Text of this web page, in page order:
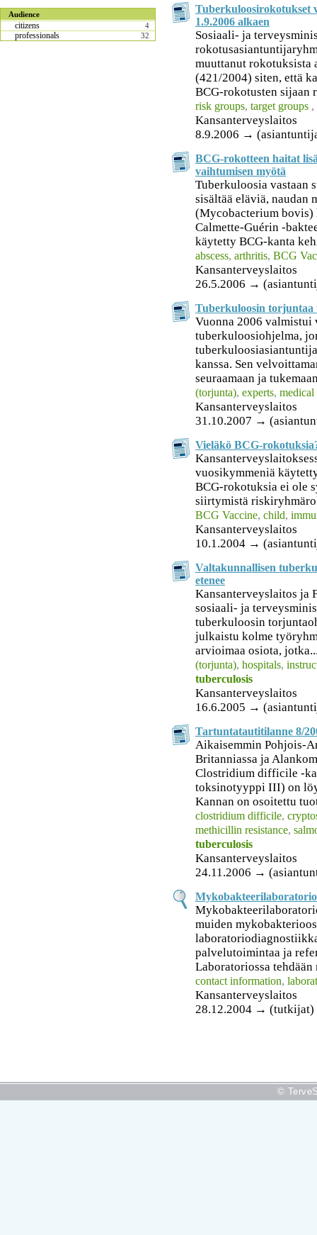
Audience
citizens 4
professionals 32
1.9.2006 alkaen
Sosiaali- ja
muuttanut rokotuksista
(421/2004) siten, että
BCG-rokotusten sijaan
risk groups, target groups ,
Kansanterveyslaitos
8.9.2006 →
BCG-rokotteen haitat
vaihtumisen myötä
Tuberkuloosia vastaan
sisältää eläviä, naudan
(Mycobacterium
Calmette-Guérin -
käytetty BCG-kanta
abscess, arthritis, BCG
Kansanterveyslaitos
26.5.2006 →
Tuberkuloosin torjuntaa
Vuonna 2006
tuberkuloosiohjelma,
kanssa. Sen
seuraamaan ja
(torjunta), experts, medical
Kansanterveyslaitos
31.10.2007 →
Vieläkö BCG-
vuosikymmeniä
BCG-rokotuksia ei ole
siirtymistä
BCG Vaccine, child,
Kansanterveyslaitos
10.1.2004 →
Valtakunnallisen
etenee
Kansanterveyslaitos ja
sosiaali- ja
tuberkuloosin
julkaistu kolme
arvioimaa osiota,
(torjunta), hospitals,
tuberculosis
Kansanterveyslaitos
16.6.2005 →
Tartuntatautitilanne 8/
Aikaisemmin Pohjois-
Britanniassa ja
Clostridium difficile -
toksinotyyppi III) on
Kannan on osoitettu
clostridium difficile,
methicillin resistance,
tuberculosis
Kansanterveyslaitos
24.11.2006 →
Mykobakteerilaboratorio
muiden
palvelutoimintaa ja
Laboratoriossa
contact information,
Kansanterveyslaitos
28.12.2004 → (tutkijat)
©